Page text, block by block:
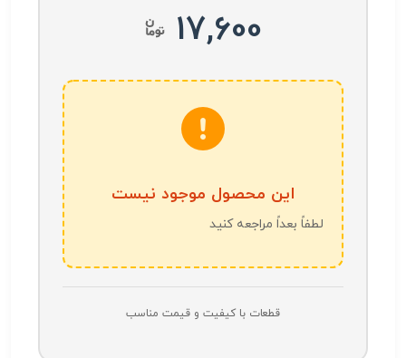
17,600
این محصول موجود نیست
لطفاً بعداً مراجعه کنید
قطعات با کیفیت و قیمت مناسب